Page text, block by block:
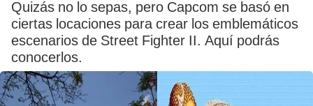
Quizás no lo sepas, pero Capcom se basó en
ciertas locaciones para crear los emblemáticos
escenarios de Street Fighter II. Aquí podrás
conocerlos.